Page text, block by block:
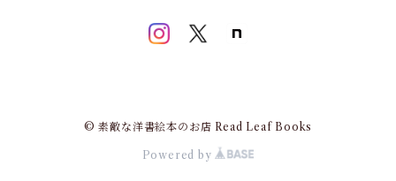
© 素敵な洋書絵本のお店 Read Leaf Books
Powered by